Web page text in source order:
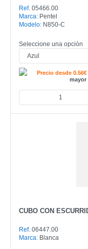
Ref. 05466.00
Marca: Pentel
Modelo: N850-C
Seleccione una opción
Precio desde
mayor
CUBO CON
Ref. 06447.00
Marca: Blanca